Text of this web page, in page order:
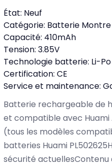
État: Neuf
Catégorie: Batterie
Capacité: 410mAh
Tension: 3.85V
Technologie batterie: Li-Po
Certification: CE
Service et maintenance:
Batterie rechargeable de
et compatible avec
(tous les modèles
batteries Huami
sécurité actuellesContenu